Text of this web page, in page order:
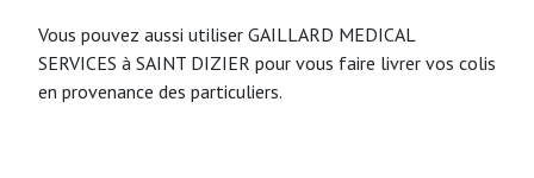
Vous pouvez aussi utiliser GAILLARD MEDICAL
SERVICES à SAINT DIZIER pour vous faire livrer vos colis
en provenance des particuliers.